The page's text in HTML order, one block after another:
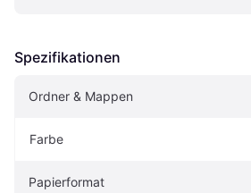
Spezifikationen
Ordner & Mappen
Farbe
Papierformat